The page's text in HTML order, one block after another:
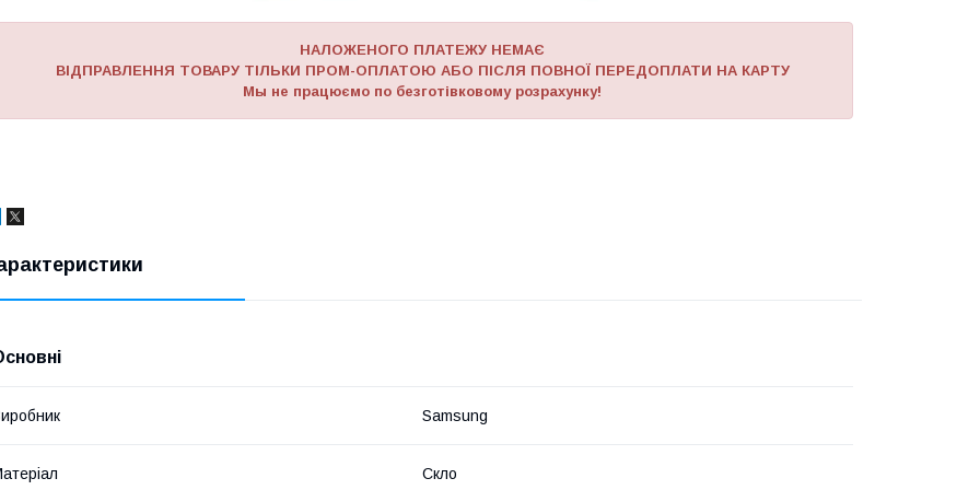
НАЛОЖЕНОГО ПЛАТЕЖУ НЕМАЄ
ВІДПРАВЛЕННЯ ТОВАРУ ТІЛЬКИ ПРОМ-ОПЛАТОЮ АБО ПІСЛЯ ПОВНОЇ ПЕРЕДОПЛАТИ НА КАРТУ
Мы не працюємо по безготівковому розрахунку!
Samsung
Скло